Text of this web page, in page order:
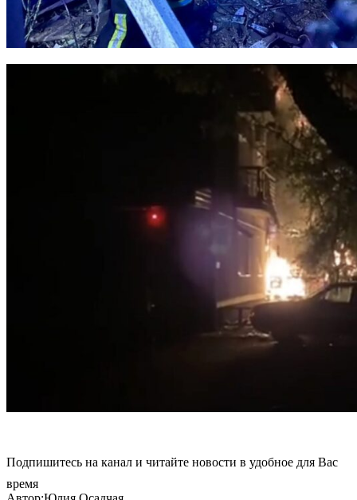
Подпишитесь на канал и читайте новости в удобное для Вас
время